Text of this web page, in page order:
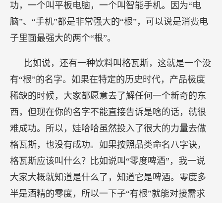
功，一个叫平板电脑，一个叫智能手机。因为“电
脑”、“手机”都是非常强大的“根”，可以说是消费电
子里面最强大的两个“根”。
比如说，还有一种饮料叫格瓦斯，这就是一个没
有“根”的名字。如果在特定的历史时代，产品极度
稀缺的时候，大家都愿意去了解任何一个新奇的东
西，但现在你的名字不能直接告诉是啥的话，就很
难成功。所以，娃哈哈虽然投入了很大的力量去做
格瓦斯，也没有成功。如果按照品类命名八字诀，
格瓦斯应该叫什么？比如说叫“零度啤酒”，我一说
大家大概就知道是什么了，知道它是啤酒。零度多
半是酒精的零度，所以一下子“有根”就能对接需求